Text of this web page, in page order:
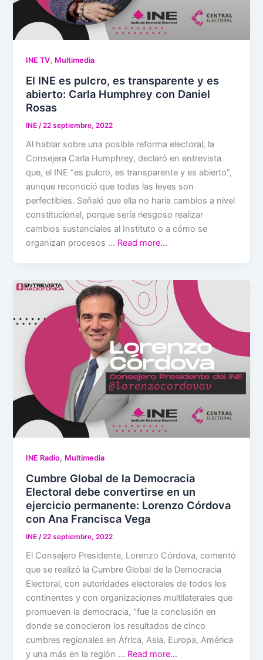
INE TV, Multimedia
El INE es pulcro, es transparente y es
abierto: Carla Humphrey con Daniel
Rosas
INE /22 septiembre, 2022
Al hablar sobre una posible reforma electoral, la
Consejera Carla Humphrey, declaró en entrevista
que, el INE “es pulcro, es transparente y es abierto”,
aunque reconoció que todas las leyes son
perfectibles. Señaló que ella no haría cambios a nivel
constitucional, porque sería riesgoso realizar
cambios sustanciales al Instituto o a cómo se
organizan procesos … Read more…
INE Radio, Multimedia
Cumbre Global de la Democracia
Electoral debe convertirse en un
ejercicio permanente: Lorenzo Córdova
con Ana Francisca Vega
INE /22 septiembre, 2022
El Consejero Presidente, Lorenzo Córdova, comentó
que se realizó la Cumbre Global de la Democracia
Electoral, con autoridades electorales de todos los
continentes y con organizaciones multilaterales que
promueven la democracia, “fue la conclusión en
donde se conocieron los resultados de cinco
cumbres regionales en África, Asia, Europa, América
y una más en la región … Read more…